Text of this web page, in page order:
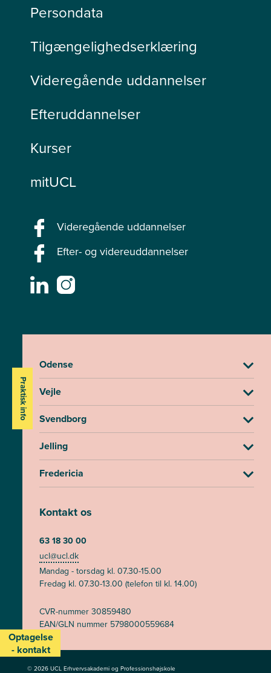
Optagelse
- kontakt
Persondata
Tilgængelighedserklæring
Videregående uddannelser
Efteruddannelser
Kurser
mitUCL
Videregående uddannelser
Efter- og videreuddannelser
Praktisk info
Odense
Vejle
Svendborg
Jelling
Fredericia
Kontakt os
63 18 30 00
ucl@ucl.dk
Mandag - torsdag kl. 07.30-15.00
Fredag kl. 07.30-13.00 (telefon til kl. 14.00)
CVR-nummer 30859480
EAN/GLN nummer 5798000559684
© 2026 UCL Erhvervsakademi og Professionshøjskole